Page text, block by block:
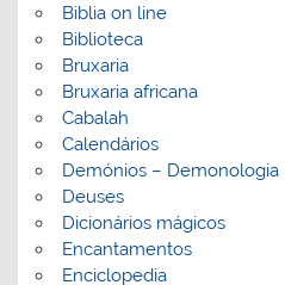
Biblia on line
Biblioteca
Bruxaria
Bruxaria africana
Cabalah
Calendários
Demónios – Demonologia
Deuses
Dicionários mágicos
Encantamentos
Enciclopedia